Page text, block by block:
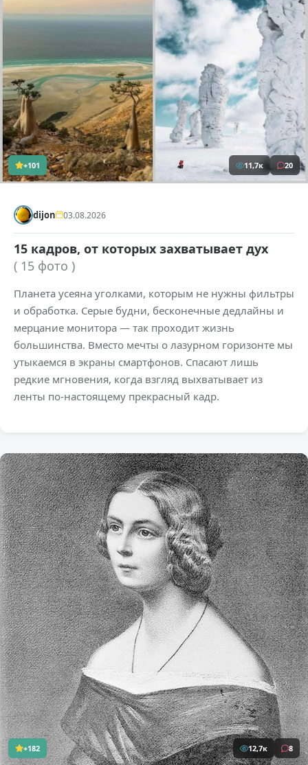
+101 11,7к 20
dijon 03.08.2026
15 кадров, от которых захватывает дух
( 15 фото )
Планета усеяна уголками, которым не нужны фильтры
и обработка. Серые будни, бесконечные дедлайны и
мерцание монитора — так проходит жизнь
большинства. Вместо мечты о лазурном горизонте мы
утыкаемся в экраны смартфонов. Спасают лишь
редкие мгновения, когда взгляд выхватывает из
ленты по-настоящему прекрасный кадр.
+182 12,7к 8